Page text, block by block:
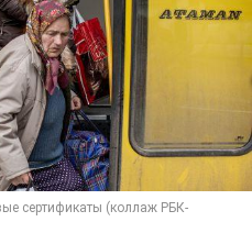
сертификаты (коллаж РБК-